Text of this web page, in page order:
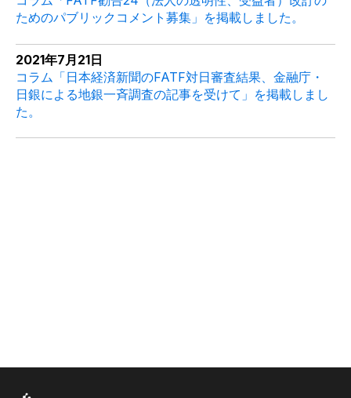
ためのパブリックコメント募集」を掲載しました。
2021年7月21日
コラム「日本経済新聞のFATF対日審査結果、金融庁・
日銀による地銀一斉調査の記事を受けて」を掲載しまし
た。